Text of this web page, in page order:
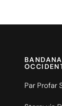
Par Profar